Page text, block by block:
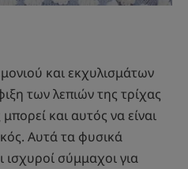
και εκχυλισμάτων
των λεπιών της τρίχας
και αυτός να είναι
Αυτά τα φυσικά
ισχυροί σύμμαχοι για